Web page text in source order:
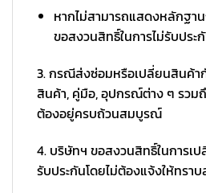
หากไม่สามารถแสดงหลักฐา
ขอสงวนสิทธิ์ในการไม่รับปร
3. กรณีส่งซ่อมหรือเปลี่ยนสินค้า
สินค้า, คู่มือ, อุปกรณ์ต่าง ๆ รว
ต้องอยู่ครบถ้วนสมบูรณ์
4. บริษัทฯ ขอสงวนสิทธิ์ในการเ
รับประกันโดยไม่ต้องแจ้งให้ทรา